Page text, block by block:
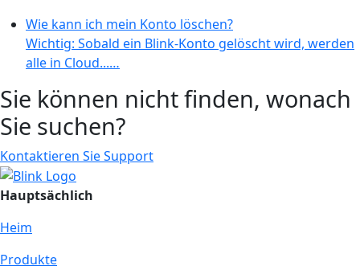
Wie kann ich mein Konto löschen?
Wichtig: Sobald ein Blink-Konto gelöscht wird, werden
alle in Cloud...…
Sie können nicht finden, wonach
Sie suchen?
Kontaktieren Sie Support
Hauptsächlich
Heim
Produkte